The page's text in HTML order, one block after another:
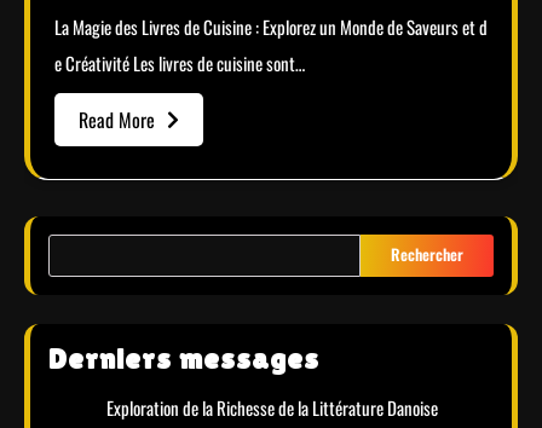
La Magie des Livres de Cuisine : Explorez un Monde de Saveurs et d
e Créativité Les livres de cuisine sont…
Read More
Rechercher
Derniers messages
Exploration de la Richesse de la Littérature Danoise